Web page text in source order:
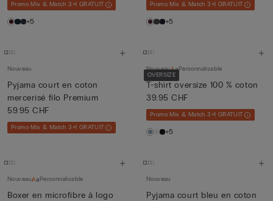
Promo Mix & Match 3+1 GRATUIT
+5
Promo Mix & Match 3+1 GRATUIT
+5
Nouveau
Pyjama court en coton
mercerisé filo Premium
59.95 CHF
Promo Mix & Match 3+1 GRATUIT
OVERSIZE
Nouveau Personnalisable
T-shirt oversize 100 % coton
39.95 CHF
Promo Mix & Match 3+1 GRATUIT
+5
Nouveau Personnalisable
Boxer en microfibre à logo
Nouveau
Pyjama court bleu en coton